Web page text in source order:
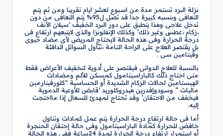
نزلة البرد تستمر مدة من اسبوع لعشر ايام تقريبا ومن ثم يتم
التعافى وبنسبه كبيرة جدا قد تصل ل95% يتم التعافى من دون
تدخل علاجى وهذا ينطبق على دور البرد الخفيف ‘سيلان الأنف
،زكام ،عطس وغير ذلك’ وكذلك الإنفلونزا والذى لايتبعهم ارتفاع فى
درجة الحرارة وفى هذه الحالة لايحتاج المريض لأى مضاد حيوى
بل يقتصر العلاج على الراحة التامة ،تناول السوائل الدافئة
وڤيتامين سى .
بالنسبة للعلاج الدوائى فيقتصر على أدوية لتخفيف الأعراض فقط
متى احتاج ذلك كالباراسيتامول كمسكن للألم ومضادات
الهيستامين لحالات الزكام الشديدة أو الحساسية “كلورفينارمين
ماليات ” وسودوإفدرين هيدروكلوريد ‘قابض للأوعية الدموية
فيخفف من الاحتقان’ وقد تحتاج لمهدئ للسعال إذا مااحتجت
إليه.
أما فى حالة ارتفاع درجة الحرارة يتم عمل كمادات وتناول
خافض للحرارة كمادة الباراسيتامول وفى حالة إحتقان الحنجرة
أو استمرار ارتفاع درجة الحرارة لمدة 24ساعة ففى هذه الحالة